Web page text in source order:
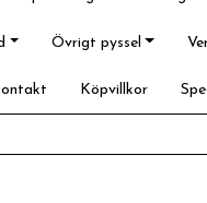
Övrigt pyssel
Köpvillkor